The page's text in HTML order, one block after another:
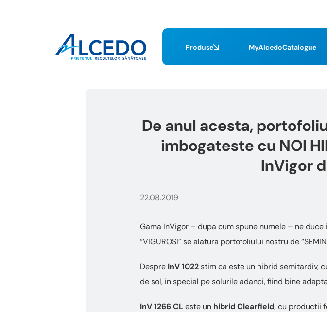
Produse MyAlcedoCatalogue
De anul acesta,
imbogateste cu NOI
InVigor
22.08.2019
Gama InVigor – dupa cum spune numele – ne duce
“VIGUROSI” se alatura portofoliului nostru de
Despre InV 1022stim ca este un hibrid semitardiv,
de sol, in special pe solurile adanci, fiind bine
InV 1266 CLeste un hibrid Clearfield, cu productii